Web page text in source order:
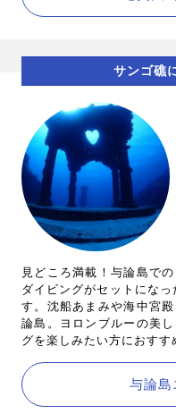
サンゴ礁
見どころ満載！与論島で
ダイビングがセットにな
す。沈船あまみや海中宮
論島。ヨロンブルーの美
グを楽しみたい方におすす
与論島